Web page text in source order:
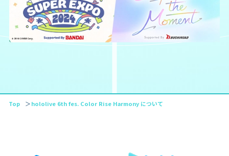
Top hololive 6th fes. Color Rise Harmony について